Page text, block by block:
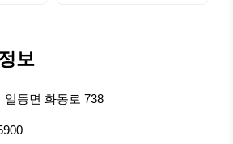
보
일동면 화동로 738